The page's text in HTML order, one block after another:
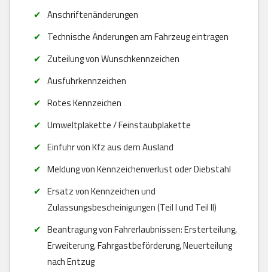
Anschriftenänderungen
Technische Änderungen am Fahrzeug eintragen
Zuteilung von Wunschkennzeichen
Ausfuhrkennzeichen
Rotes Kennzeichen
Umweltplakette / Feinstaubplakette
Einfuhr von Kfz aus dem Ausland
Meldung von Kennzeichenverlust oder Diebstahl
Ersatz von Kennzeichen und
Zulassungsbescheinigungen (Teil I und Teil II)
Beantragung von Fahrerlaubnissen: Ersterteilung,
Erweiterung, Fahrgastbeförderung, Neuerteilung
nach Entzug